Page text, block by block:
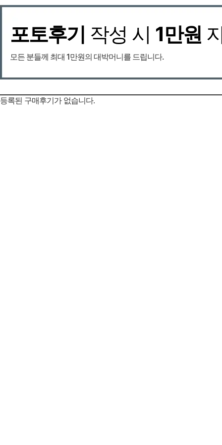
포토후기 작성 시 1만원
모든 분들께 최대 1만원의 대박머니를 드립니다.
등록된 구매후기가 없습니다.